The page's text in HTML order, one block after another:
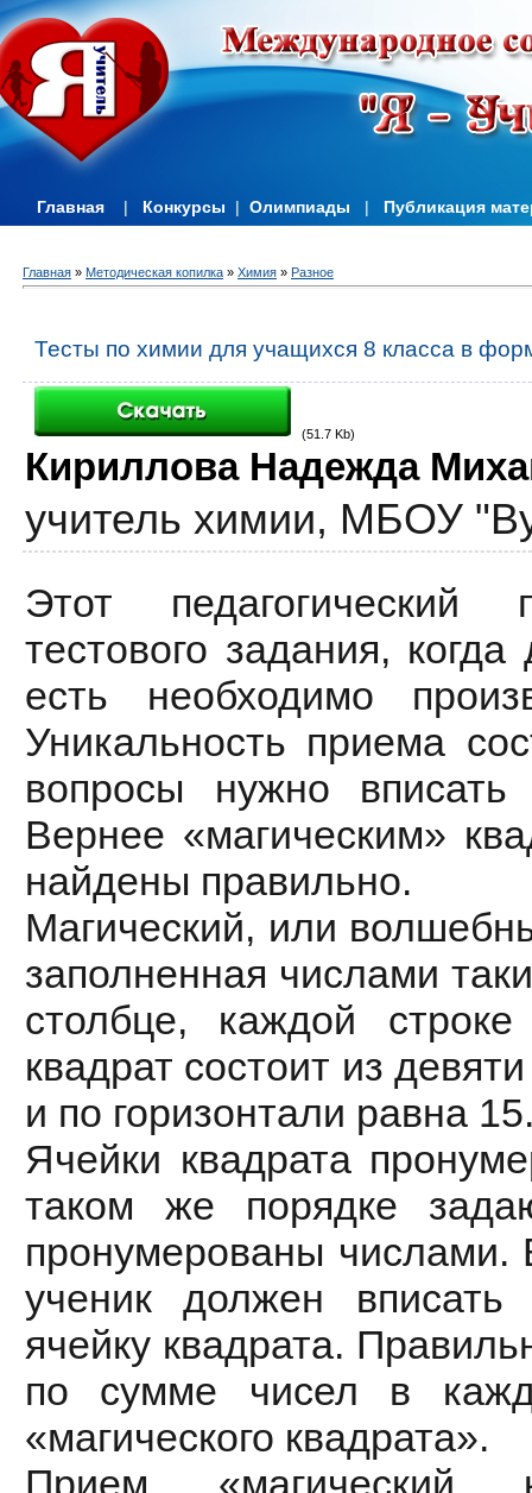
Главная | Конкурсы | Олимпиады | Публикация
Главная » Методическая копилка » Химия » Разное
Тесты по химии для учащихся 8 класса в
(51.7 Kb)
Кириллова Надежда
учитель химии, МБОУ
Этот педагогический
тестового задания,
есть необходимо
Уникальность приема
вопросы нужно вписать
Вернее «магическим»
найдены правильно.
Магический, или
заполненная числами
столбце, каждой
квадрат состоит из
и по горизонтали равна
Ячейки квадрата
таком же порядке
пронумерованы числами.
ученик должен
ячейку квадрата.
по сумме чисел в
«магического квадрата».
Прием «магический